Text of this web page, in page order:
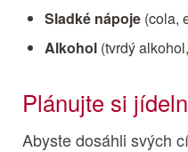
Sladké nápoje (cola,
Alkohol (tvrdý
Plánujte si
Abyste dosáhli svých